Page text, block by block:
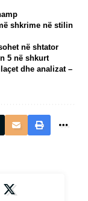
shkrime në stilin
në shtator
5 në shkurt
dhe analizat –